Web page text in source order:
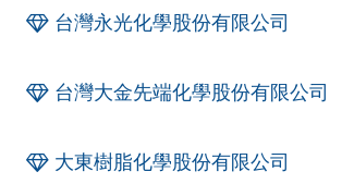
台灣永光化學股份有限公司
台灣大金先端化學股份有限公司
大東樹脂化學股份有限公司